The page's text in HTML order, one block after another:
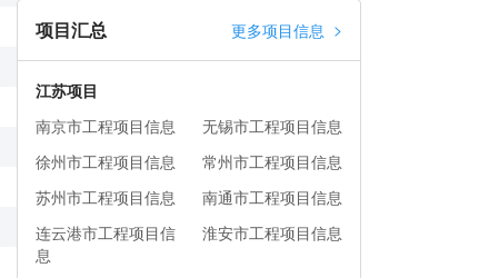
项目汇总 更多项目信息 >
江苏项目
南京市工程项目信息
无锡市工程项目信息
徐州市工程项目信息
常州市工程项目信息
苏州市工程项目信息
南通市工程项目信息
连云港市工程项目信
息
淮安市工程项目信息